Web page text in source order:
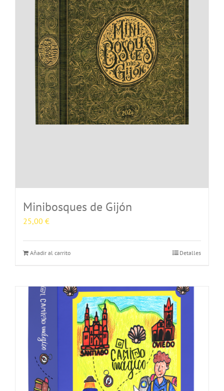
Minibosques de Gijón
25,00 €
Añadir al carrito Detalles